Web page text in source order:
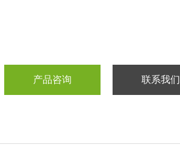
产品咨询 联系我们